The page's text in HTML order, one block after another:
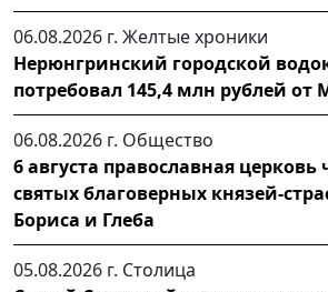
06.08.2026 г. Желтые хроники
Нерюнгринский городской
потребовал 145,4 млн рублей
06.08.2026 г. Общество
6 августа православная
святых благоверных князей-
Бориса и Глеба
05.08.2026 г. Столица